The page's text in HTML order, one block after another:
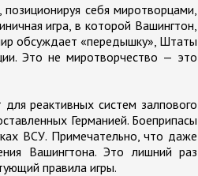
себя миротворцами,
игра, в которой Вашингтон,
обсуждает «передышку», Штаты
Это не миротворчество — это
реактивных систем залпового
Германией. Боеприпасы
ВСУ. Примечательно, что даже
Вашингтона. Это лишний раз
правила игры.